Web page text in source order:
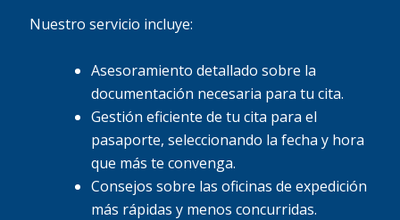
Nuestro servicio incluye:
Asesoramiento detallado sobre la
documentación necesaria para tu cita.
Gestión eficiente de tu cita para el
pasaporte, seleccionando la fecha y hora
que más te convenga.
Consejos sobre las oficinas de expedición
más rápidas y menos concurridas.